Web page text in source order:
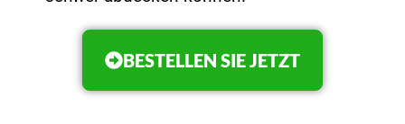
BESTELLEN SIE JETZT